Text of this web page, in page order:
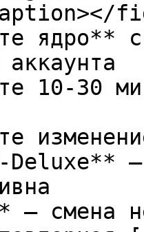
ядро**
аккаунта
10-30